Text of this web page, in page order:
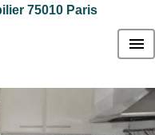
75010 Paris